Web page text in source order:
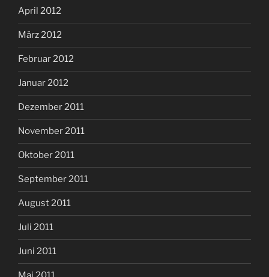
April 2012
März 2012
Februar 2012
Januar 2012
Dezember 2011
November 2011
Oktober 2011
September 2011
August 2011
Juli 2011
Juni 2011